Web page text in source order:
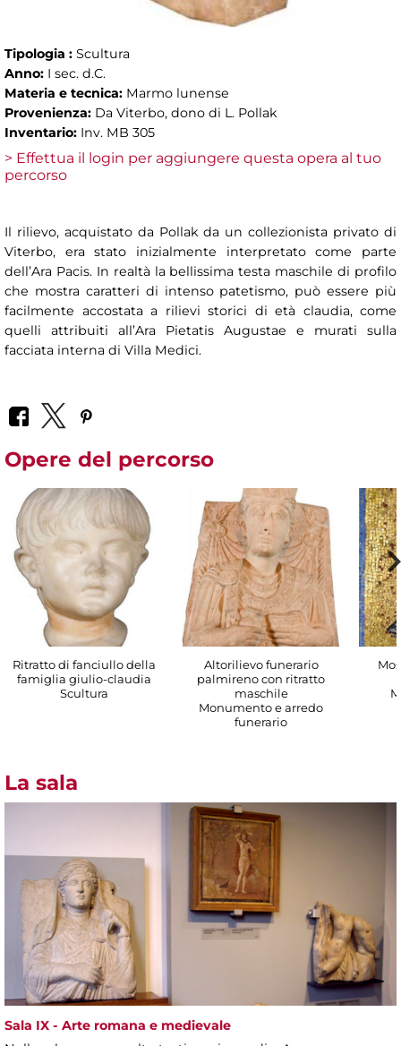
Tipologia : Scultura
Anno: I sec. d.C.
Materia e tecnica: Marmo lunense
Provenienza: Da Viterbo, dono di L. Pollak
Inventario: Inv. MB 305
> Effettua il login per aggiungere questa opera al tuo
percorso
Il rilievo, acquistato da Pollak da un collezionista privato di
Viterbo, era stato inizialmente interpretato come parte
dell’Ara Pacis. In realtà la bellissima testa maschile di profilo
che mostra caratteri di intenso patetismo, può essere più
facilmente accostata a rilievi storici di età claudia, come
quelli attribuiti all’Ara Pietatis Augustae e murati sulla
facciata interna di Villa Medici.
Opere del percorso
Ritratto di fanciullo della
famiglia giulio-claudia
Scultura
Altorilievo funerario
palmireno con ritratto
maschile
Monumento e arredo
funerario
La sala
Sala IX - Arte romana e medievale